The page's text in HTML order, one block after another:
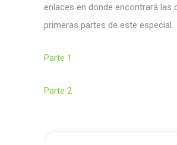
enlaces en donde encontrará las
primeras partes de este especial.
Parte 1
Parte 2